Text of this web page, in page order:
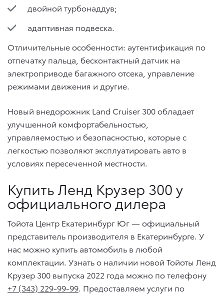
двойной турбонаддув;
адаптивная подвеска.
Отличительные особенности: аутентификация по
отпечатку пальца, бесконтактный датчик на
электроприводе багажного отсека, управление
режимами движения и другие.
Новый внедорожник Land Cruiser 300 обладает
улучшенной комфортабельностью,
управляемостью и безопасностью, которые с
легкостью позволяют эксплуатировать авто в
условиях пересеченной местности.
Купить Ленд Крузер 300 у
официального дилера
Тойота Центр Екатеринбург Юг — официальный
представитель производителя в Екатеринбурге. У
нас можно купить автомобиль в любой
комплектации. Узнать о наличии новой Тойоты Ленд
Крузер 300 выпуска 2022 года можно по телефону
+7 (343) 229-99-99. Предоставляем услуги по